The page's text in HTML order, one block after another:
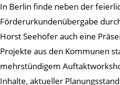
In Berlin finde neben der
Förderurkundenübergabe
Horst Seehofer auch eine
Projekte aus den Kommunen
mehrstündigem
Inhalte, aktueller